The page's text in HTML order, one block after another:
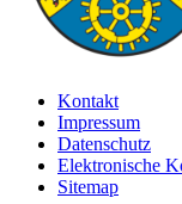
Kontakt
Impressum
Datenschutz
Elektronische
Sitemap